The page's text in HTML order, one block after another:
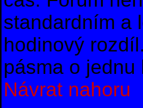
standardním a
hodinový
pásma o
Návrat nahoru